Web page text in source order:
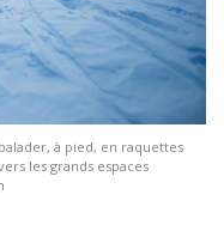
à pied, en raquettes
les grands espaces